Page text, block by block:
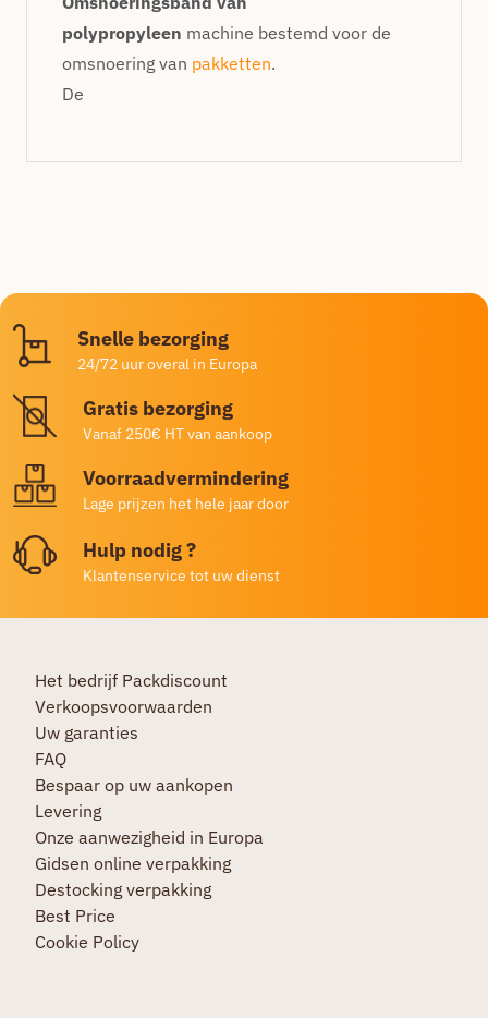
polypropyleen machine bestemd voor de
omsnoering van pakketten.
De
Snelle bezorging
24/72 uur overal in Europa
Gratis bezorging
Vanaf 250€ HT van aankoop
Voorraadvermindering
Lage prijzen het hele jaar door
Hulp nodig ?
Klantenservice tot uw dienst
Het bedrijf Packdiscount
Verkoopsvoorwaarden
Uw garanties
FAQ
Bespaar op uw aankopen
Levering
Onze aanwezigheid in Europa
Gidsen online verpakking
Destocking verpakking
Best Price
Cookie Policy